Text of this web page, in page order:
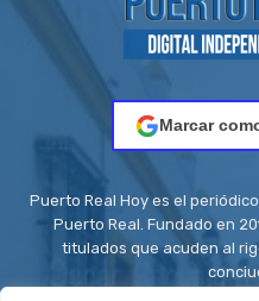
Marcar
Puerto Real Hoy es el
Puerto Real. Fundado en
titulados que acuden al